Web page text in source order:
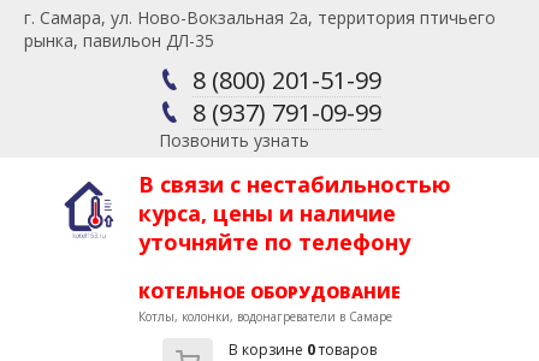
г. Самара, ул. Ново-Вокзальная 2а, территория птичьего
рынка, павильон ДЛ-35
8 (800) 201-51-99
8 (937) 791-09-99
Позвонить узнать
В связи с нестабильностью
курса, цены и наличие
уточняйте по телефону
КОТЕЛЬНОЕ ОБОРУДОВАНИЕ
Котлы, колонки, водонагреватели в Самаре
В корзине 0товаров